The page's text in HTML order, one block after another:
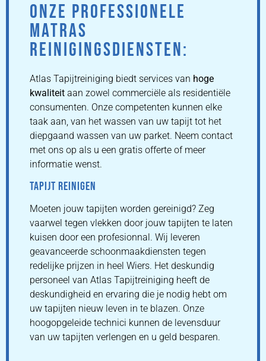
ONZE PROFESSIONELE
MATRAS
REINIGINGSDIENSTEN:
Atlas Tapijtreiniging biedt services van hoge
kwaliteit aan zowel commerciële als residentiële
consumenten. Onze competenten kunnen elke
taak aan, van het wassen van uw tapijt tot het
diepgaand wassen van uw parket. Neem contact
met ons op als u een gratis offerte of meer
informatie wenst.
TAPIJT REINIGEN
Moeten jouw tapijten worden gereinigd? Zeg
vaarwel tegen vlekken door jouw tapijten te laten
kuisen door een profesionnal. Wij leveren
geavanceerde schoonmaakdiensten tegen
redelijke prijzen in heel Wiers. Het deskundig
personeel van Atlas Tapijtreiniging heeft de
deskundigheid en ervaring die je nodig hebt om
uw tapijten nieuw leven in te blazen. Onze
hoogopgeleide technici kunnen de levensduur
van uw tapijten verlengen en u geld besparen.